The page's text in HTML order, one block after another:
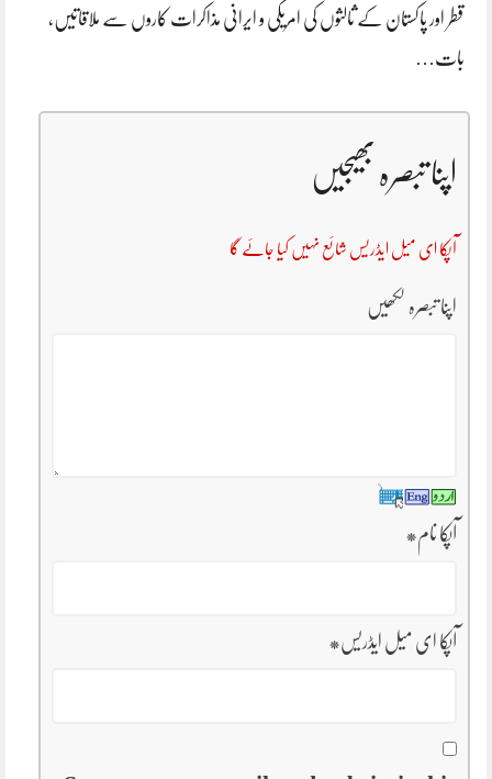
قطر اور پاکستان کے ثالثوں کی امریکی و ایرانی مذاکرات کاروں سے ملاقاتیں،
بات…
اپنا تبصرہ بھیجیں
آپکا ای میل ایڈریس شائع نہیں کیا جائے گا
اپنا تبصرہ لکھیں
آپکا نام*
آپکا ای میل ایڈریس*